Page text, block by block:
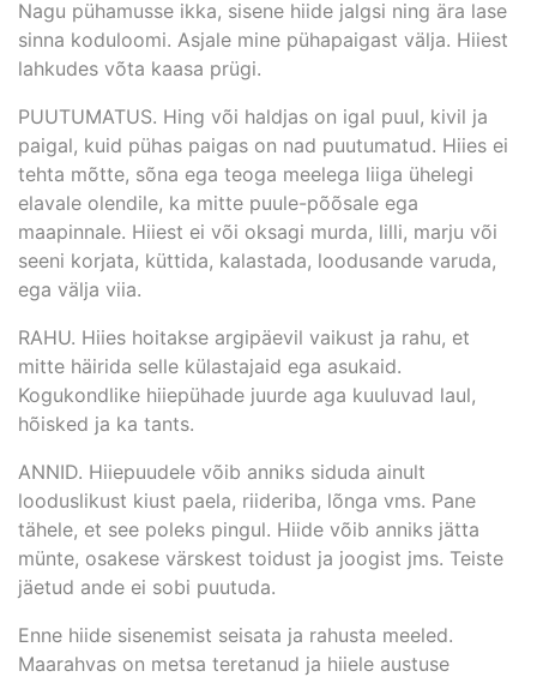
Nagu pühamusse ikka, sisene hiide jalgsi ning ära lase
sinna koduloomi. Asjale mine pühapaigast välja. Hiiest
lahkudes võta kaasa prügi.
PUUTUMATUS. Hing või haldjas on igal puul, kivil ja
paigal, kuid pühas paigas on nad puutumatud. Hiies ei
tehta mõtte, sõna ega teoga meelega liiga ühelegi
elavale olendile, ka mitte puule-põõsale ega
maapinnale. Hiiest ei või oksagi murda, lilli, marju või
seeni korjata, küttida, kalastada, loodusande varuda,
ega välja viia.
RAHU. Hiies hoitakse argipäevil vaikust ja rahu, et
mitte häirida selle külastajaid ega asukaid.
Kogukondlike hiiepühade juurde aga kuuluvad laul,
hõisked ja ka tants.
ANNID. Hiiepuudele võib anniks siduda ainult
looduslikust kiust paela, riideriba, lõnga vms. Pane
tähele, et see poleks pingul. Hiide võib anniks jätta
münte, osakese värskest toidust ja joogist jms. Teiste
jäetud ande ei sobi puutuda.
Enne hiide sisenemist seisata ja rahusta meeled.
Maarahvas on metsa teretanud ja hiiele austuse